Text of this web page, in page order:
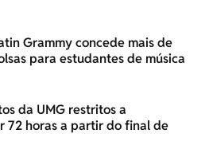
Grammy concede mais de
para estudantes de música
da UMG restritos a
72 horas a partir do final de